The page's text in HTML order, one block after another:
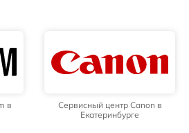
в
Сервисный центр Canon в
Екатеринбурге